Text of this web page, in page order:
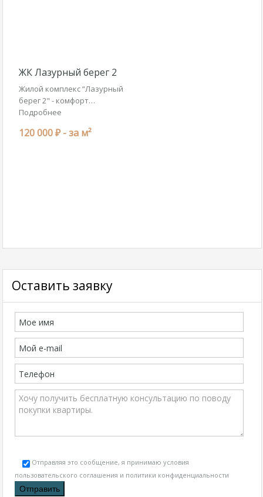
ЖК Лазурный берег 2
Жилой комплекс “Лазурный
берег 2" - комфорт…
Подробнее
120 000 ₽ -за м²
Оставить заявку
Отправляя это сообщение, я принимаю условия
пользовательского соглашения и политики конфиденциальности